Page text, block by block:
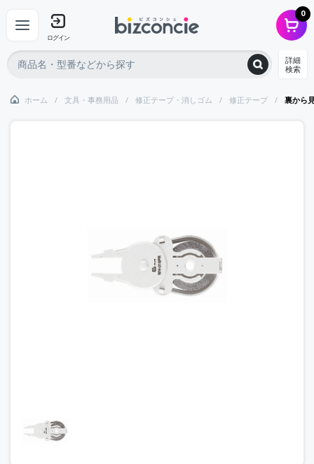
ログイン
0
詳細
検索
ホーム 文具・事務用品 修正テープ・消しゴム 修正テープ 裏から